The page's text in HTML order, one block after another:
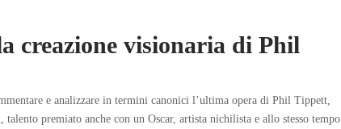
creazione visionaria di Phil
e analizzare in termini canonici l’ultima opera di Phil Tippett,
premiato anche con un Oscar, artista nichilista e allo stesso tempo